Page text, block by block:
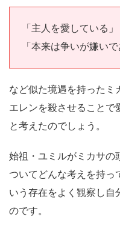
「主人を愛している」
「本来は争いが嫌いで
など似た境遇を持ったミ
エレンを殺させることで
と考えたのでしょう。
始祖・ユミルがミカサの
ついてどんな考えを持っ
いう存在をよく観察し自
のです。